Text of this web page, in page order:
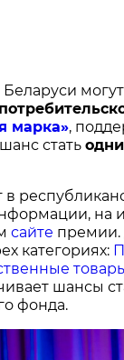
марка»,
стать
в
на
сайте премии.
категориях:
шансы
фонда.